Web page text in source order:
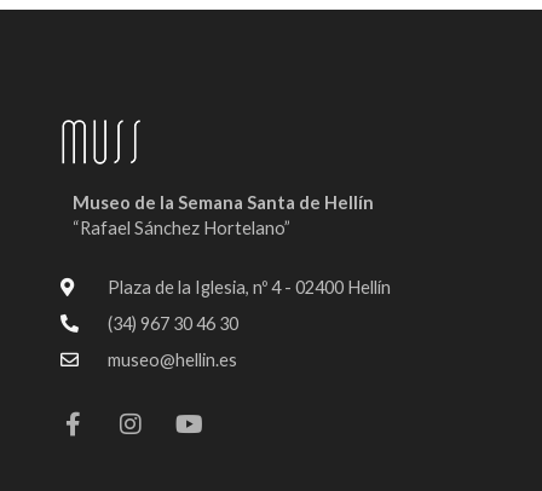
Museo de la Semana Santa de Hellín
“Rafael Sánchez Hortelano”
Plaza de la Iglesia, nº 4 - 02400 Hellín
(34) 967 30 46 30
museo@hellin.es
a
c
n
s
o
u